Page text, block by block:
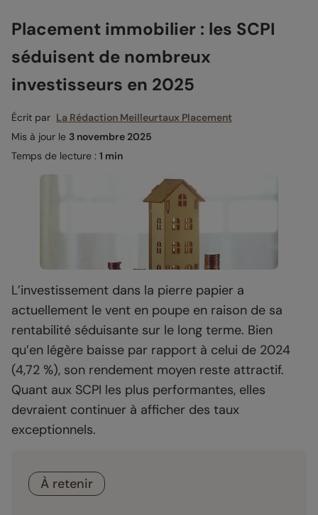
Placement immobilier : les SCPI
séduisent de nombreux
investisseurs en 2025
Écrit par La Rédaction Meilleurtaux Placement
Mis à jour le 3 novembre 2025
Temps de lecture : 1 min
L’investissement dans la pierre papier a
actuellement le vent en poupe en raison de sa
rentabilité séduisante sur le long terme. Bien
qu’en légère baisse par rapport à celui de 2024
(4,72 %), son rendement moyen reste attractif.
Quant aux SCPI les plus performantes, elles
devraient continuer à afficher des taux
exceptionnels.
À retenir